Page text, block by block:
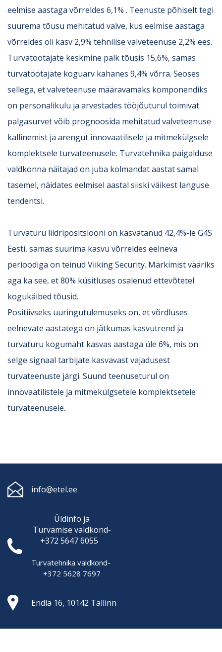
eelmise aastaga võrreldes 6,1% . Teenuste põhiselt tegi
suurema tõusu mehitatud valve, kus eelmise aastaga
võrreldes oli kasv 2,9% tehnilise valveteenuse 2,2% ees.
Turvatöötajate keskmine palk tõusis 15,6%, samas
turvatöötajate koguarv kahanes 9,4% võrra. Seoses
sellega, et valveteenuse määravamaks komponendiks
on personalikulu ja arvestades tööjõuturul toimivat
palgasurvet võib prognoosida mehitatud valveteenuse
kallinemist ja arengut innovaatilisele ja mitmekülgsele
komplektsele turvateenusele. Turvatehnika paigalduse
valdkonna näitajad on juba kolmandat aastat samal
tasemel, näidates eelmisel aastal siiski väikest languse
tendentsi.
Turvaturu liidripositsiooni on kasvatanud 42,4%-le G4S
Eesti, samas suurima kasvu võrreldes eelneva
perioodiga on teinud Viiking Security. Märkimist vääriks
aga ka see, et 80% küsitluses osalenud ettevõtetel
kogukäibed tõusid.
Positiivseks uuringutulemuseks on, et võrdluses
eelnevate aastatega on jätkumas kasvutrend ja
turvaturu kogumaht kasvas aastaga üle 6%, mis on
selge signaal tarbijate kasvavast vajadusest
turvateenuste järgi. Suund teenuseturul on
innovaatilistele ja mitmekülgsetele komplektsetele
turvateenusele.
info@etel.ee
Üldinfo ja
Turvamise valdkond-
+372 5647 6055
Turvatehnika valdkond-
+372 5628 7697
Endla 16, 10142 Tallinn